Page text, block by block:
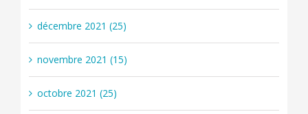
décembre 2021 (25)
novembre 2021 (15)
octobre 2021 (25)